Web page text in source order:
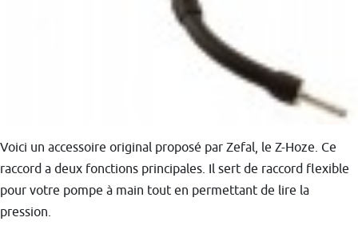
Voici un accessoire original proposé par Zefal, le Z-Hoze. Ce
raccord a deux fonctions principales. Il sert de raccord flexible
pour votre pompe à main tout en permettant de lire la
pression.